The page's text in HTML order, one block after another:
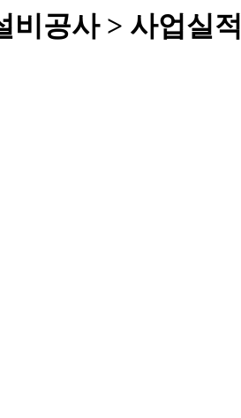
비공사 > 사업실적